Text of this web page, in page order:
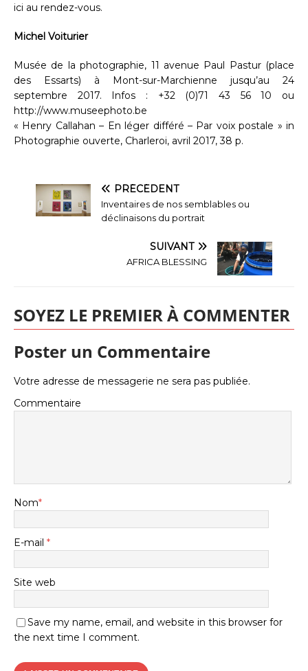
ici au rendez-vous.
Michel Voiturier
Musée de la photographie, 11 avenue Paul Pastur (place
des Essarts) à Mont-sur-Marchienne jusqu’au 24
septembre 2017. Infos : +32 (0)71 43 56 10 ou
http://www.museephoto.be
« Henry Callahan – En léger différé – Par voix postale » in
Photographie ouverte, Charleroi, avril 2017, 38 p.
PRÉCÉDENT
Inventaires de nos semblables ou
déclinaisons du portrait
SUIVANT
AFRICA BLESSING
SOYEZ LE PREMIER À COMMENTER
Poster un Commentaire
Votre adresse de messagerie ne sera pas publiée.
Commentaire
Nom*
E-mail *
Site web
Save my name, email, and website in this browser for
the next time I comment.